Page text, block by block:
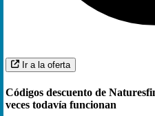
Ir a la oferta
Códigos descuento de
veces todavía funcionan